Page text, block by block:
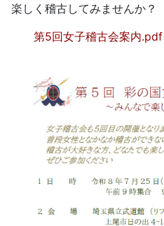
楽しく稽古してみませんか？
第5回女子稽古会案内.pdf